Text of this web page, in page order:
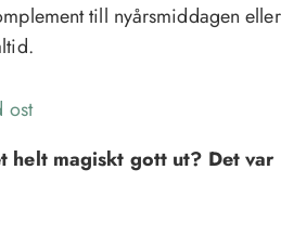
till nyårsmiddagen eller
helt magiskt gott ut? Det var